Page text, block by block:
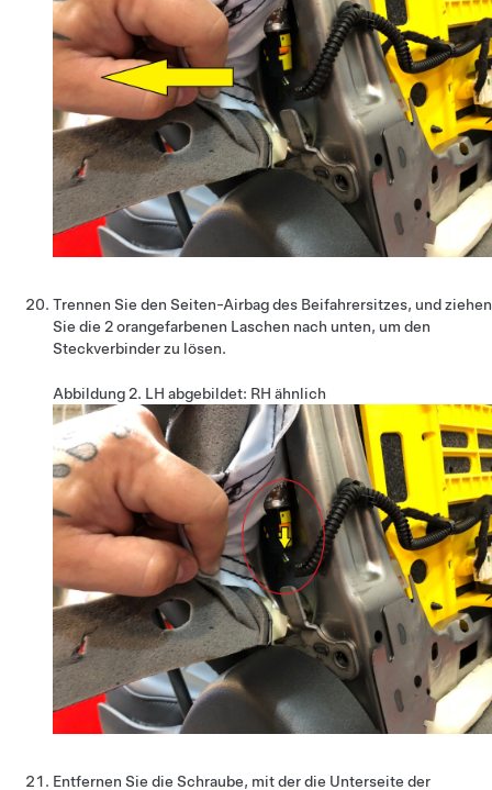
Trennen Sie den Seiten-Airbag des Beifahrersitzes, und ziehen
Sie die 2 orangefarbenen Laschen nach unten, um den
Steckverbinder zu lösen.
Abbildung 2. LH abgebildet: RH ähnlich
Entfernen Sie die Schraube, mit der die Unterseite der